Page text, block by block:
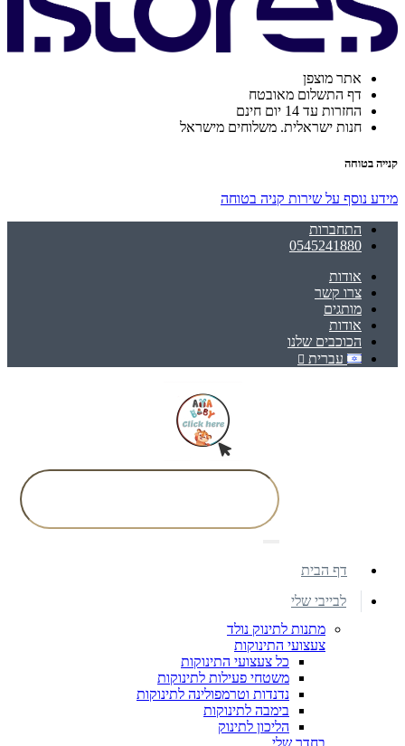
אתר מוצפן
דף התשלום מאובטח
החזרות עד 14 יום חינם
חנות ישראלית. משלוחים מישראל
קנייה בטוחה
מידע נוסף על שירות קניה בטוחה
התחברות
0545241880
אודות
צרו קשר
מותגים
אודות
הכוכבים שלנו
עברית
דף הבית
לבייבי שלי
מתנות לתינוק נולד
צעצועי התינוקות
כל צעצועי התינוקות
משטחי פעילות לתינוקות
נדנדות וטרמפולינה לתינוקות
בימבה לתינוקות
הליכון לתינוק
בחדר שלי